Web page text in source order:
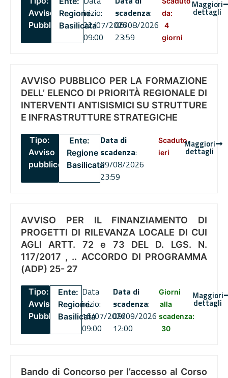
Avviso
Pubblico
Regione
Basilicata
inizio:
22/07/2026
09:00
scadenza:
06/08/2026
23:59
da:
4
giorni
Maggiori
dettagli
AVVISO PUBBLICO PER LA FORMAZIONE
DELL’ ELENCO DI PRIORITÀ REGIONALE DI
INTERVENTI ANTISISMICI SU STRUTTURE
E INFRASTRUTTURE STRATEGICHE
Tipo:
Avviso
pubblico
Ente:
Regione
Basilicata
Data di
scadenza:
09/08/2026
23:59
Scaduto
ieri
Maggiori
dettagli
AVVISO PER IL FINANZIAMENTO DI
PROGETTI DI RILEVANZA LOCALE DI CUI
AGLI ARTT. 72 e 73 DEL D. LGS. N.
117/2017 , .. ACCORDO DI PROGRAMMA
(ADP) 25- 27
Tipo:
Avviso
Pubblico
Ente:
Regione
Basilicata
Data
inizio:
16/07/2026
09:00
Data di
scadenza:
09/09/2026
12:00
Giorni
alla
scadenza:
30
Maggiori
dettagli
Bando di Concorso per l’accesso al Corso